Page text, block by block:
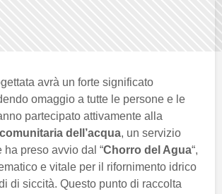
avrà un forte significato
omaggio a tutte le persone e le
partecipato attivamente alla
dell’acqua, un servizio
preso avvio dal “Chorro del Agua“,
e vitale per il rifornimento idrico
di siccità. Questo punto di raccolta